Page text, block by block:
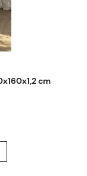
cm